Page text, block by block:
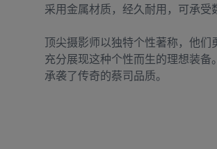
采用金属材质，经久耐用，可承受
顶尖摄影师以独特个性著称，他
充分展现这种个性而生的理想装
承袭了传奇的蔡司品质。